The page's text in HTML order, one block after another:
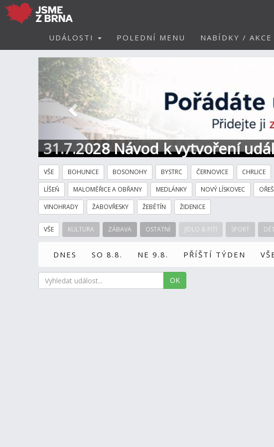
UDÁLOSTI POLEDNÍ MENU NABÍDKY / AKCE
31.7.2028 Návod k vytvoření
Předchozí
VŠE BOHUNICE BOSONOHY BYSTRC ČERNOVICE CHRLICE
LÍŠEŇ MALOMĚŘICE A OBŘANY MEDLÁNKY NOVÝ LÍSKOVEC
VINOHRADY ŽABOVŘESKY ŽEBĚTÍN ŽIDENICE
VŠE KULTURA ZÁBAVA OSTATNÍ JÍDLO & PITÍ SPORT
DNES SO 8.8. NE 9.8. PŘÍŠTÍ TÝDEN
OK